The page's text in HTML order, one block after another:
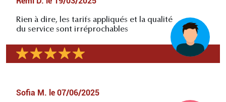
Rien à dire, les tarifs appliqués et la qualité
du service sont irréprochables
Sofia M. le 07/06/2025